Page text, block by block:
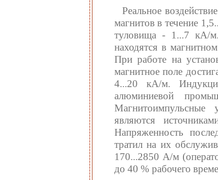
Реальное
магнитов в течение
туловища - 1...7 кА/
находятся в
При работе на
магнитное поле
4...20 кА/м.
алюминиевой
являются
Напряженность
тратил на их
170...2850 А/м
до 40 % рабочего